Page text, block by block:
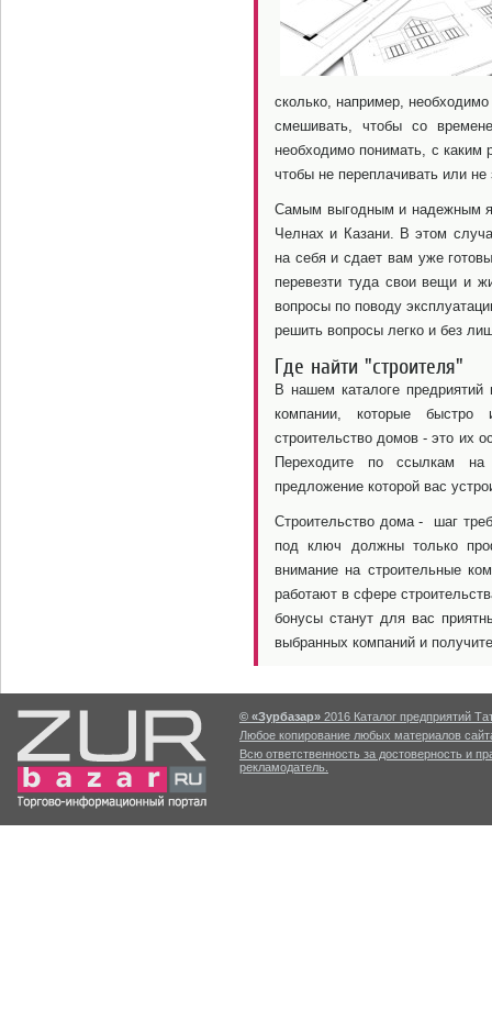
сколько, например,
смешивать, чтобы со
необходимо понимать, с каким
чтобы не переплачивать или не
Самым выгодным и надежным
Челнах и Казани. В этом
на себя и сдает вам уже
перевезти туда свои вещи и
вопросы по поводу
решить вопросы легко и без
Где найти "строителя"
В нашем каталоге
компании, которые быстро
строительство домов - это их
Переходите по ссылкам на
предложение которой вас
Строительство дома - шаг
под ключ должны только
внимание на строительные
работают в сфере
бонусы станут для вас
выбранных компаний и
© «Зурбазар» 2016 Каталог предприятий
Любое копирование любых материалов
Всю ответственность за достоверность и
рекламодатель.